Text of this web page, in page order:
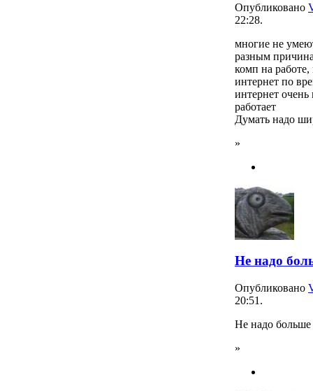
Опубликовано
22:28.
многие не
разным
комп на
интернет по
интернет
работает
Думать надо
»
Не надо
Опубликовано
20:51.
Не надо больше
»